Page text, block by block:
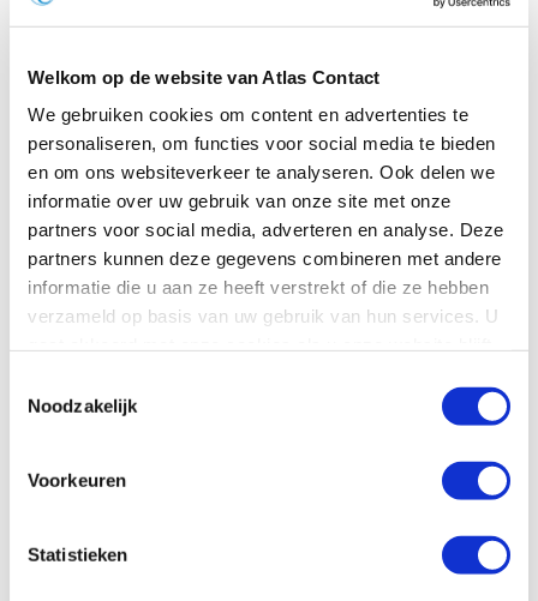
Welkom op de website van Atlas Contact
We gebruiken cookies om content en advertenties te
personaliseren, om functies voor social media te bieden
en om ons websiteverkeer te analyseren. Ook delen we
informatie over uw gebruik van onze site met onze
partners voor social media, adverteren en analyse. Deze
partners kunnen deze gegevens combineren met andere
informatie die u aan ze heeft verstrekt of die ze hebben
verzameld op basis van uw gebruik van hun services. U
Noodzakelijk
Voorkeuren
Statistieken
Van oude menschen, de dingen, die voorbij
gaan…
Eline Vere